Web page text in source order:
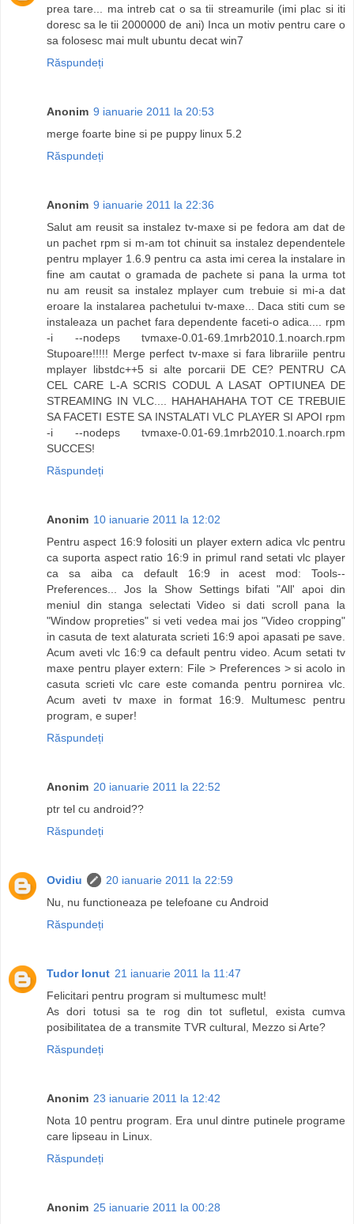
prea tare... ma intreb cat o sa tii streamurile (imi plac si iti
doresc sa le tii 2000000 de ani) Inca un motiv pentru care o
sa folosesc mai mult ubuntu decat win7
Răspundeți
Anonim 9 ianuarie 2011 la 20:53
merge foarte bine si pe puppy linux 5.2
Răspundeți
Anonim 9 ianuarie 2011 la 22:36
Salut am reusit sa instalez tv-maxe si pe fedora am dat de
un pachet rpm si m-am tot chinuit sa instalez dependentele
pentru mplayer 1.6.9 pentru ca asta imi cerea la instalare in
fine am cautat o gramada de pachete si pana la urma tot
nu am reusit sa instalez mplayer cum trebuie si mi-a dat
eroare la instalarea pachetului tv-maxe... Daca stiti cum se
instaleaza un pachet fara dependente faceti-o adica.... rpm
-i --nodeps tvmaxe-0.01-69.1mrb2010.1.noarch.rpm
Stupoare!!!!! Merge perfect tv-maxe si fara librariile pentru
mplayer libstdc++5 si alte porcarii DE CE? PENTRU CA
CEL CARE L-A SCRIS CODUL A LASAT OPTIUNEA DE
STREAMING IN VLC.... HAHAHAHAHA TOT CE TREBUIE
SA FACETI ESTE SA INSTALATI VLC PLAYER SI APOI rpm
-i --nodeps tvmaxe-0.01-69.1mrb2010.1.noarch.rpm
SUCCES!
Răspundeți
Anonim 10 ianuarie 2011 la 12:02
Pentru aspect 16:9 folositi un player extern adica vlc pentru
ca suporta aspect ratio 16:9 in primul rand setati vlc player
ca sa aiba ca default 16:9 in acest mod: Tools--
Preferences... Jos la Show Settings bifati "All' apoi din
meniul din stanga selectati Video si dati scroll pana la
"Window propreties" si veti vedea mai jos "Video cropping"
in casuta de text alaturata scrieti 16:9 apoi apasati pe save.
Acum aveti vlc 16:9 ca default pentru video. Acum setati tv
maxe pentru player extern: File > Preferences > si acolo in
casuta scrieti vlc care este comanda pentru pornirea vlc.
Acum aveti tv maxe in format 16:9. Multumesc pentru
program, e super!
Răspundeți
Anonim 20 ianuarie 2011 la 22:52
ptr tel cu android??
Răspundeți
Ovidiu
20 ianuarie 2011 la 22:59
Nu, nu functioneaza pe telefoane cu Android
Răspundeți
Tudor Ionut 21 ianuarie 2011 la 11:47
Felicitari pentru program si multumesc mult!
As dori totusi sa te rog din tot sufletul, exista cumva
posibilitatea de a transmite TVR cultural, Mezzo si Arte?
Răspundeți
Anonim 23 ianuarie 2011 la 12:42
Nota 10 pentru program. Era unul dintre putinele programe
care lipseau in Linux.
Răspundeți
Anonim 25 ianuarie 2011 la 00:28